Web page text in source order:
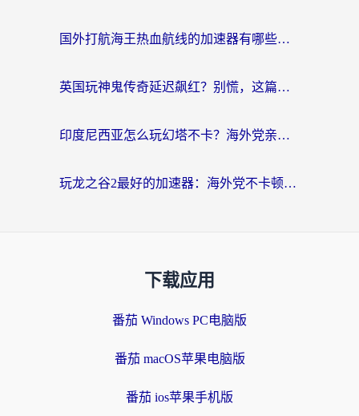
国外打航海王热血航线的加速器有哪些好用？2026海外玩家亲测实用指南
英国玩神鬼传奇延迟飙红？别慌，这篇指南教你选对加速器，流畅征战国服
印度尼西亚怎么玩幻塔不卡？海外党亲测有效的国服游戏加速指南
玩龙之谷2最好的加速器：海外党不卡顿的终极攻略（附战舰世界、帕斯卡契约优化技巧）
下载应用
番茄 Windows PC电脑版
番茄 macOS苹果电脑版
番茄 ios苹果手机版